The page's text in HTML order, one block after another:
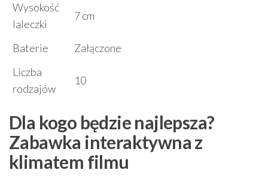
Wysokość
laleczki
7 cm
Baterie
Załączone
Liczba
rodzajów
10
Dla kogo będzie najlepsza?
Zabawka interaktywna z
klimatem filmu